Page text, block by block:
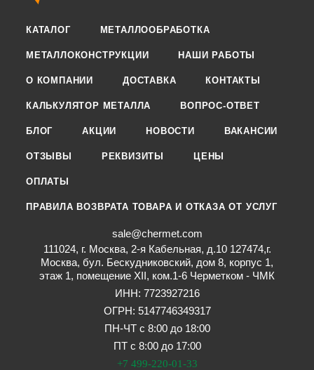
КАТАЛОГ МЕТАЛЛООБРАБОТКА
МЕТАЛЛОКОНСТРУКЦИИ НАШИ РАБОТЫ
О КОМПАНИИ ДОСТАВКА КОНТАКТЫ
КАЛЬКУЛЯТОР МЕТАЛЛА ВОПРОС-ОТВЕТ
БЛОГ АКЦИИ НОВОСТИ ВАКАНСИИ
ОТЗЫВЫ РЕКВИЗИТЫ ЦЕНЫ
ОПЛАТЫ
ПРАВИЛА ВОЗВРАТА ТОВАРА И ОТКАЗА ОТ УСЛУГ
sale@chermet.com
111024, г. Москва, 2-я Кабельная, д.10 127474,г.
Москва, бул. Бескудниковский, дом 8, корпус 1,
этаж 1, помещение XII, ком.1-6 Черметком - ЧМК
ИНН: 7723927216
ОГРН: 5147746349317
ПН-ЧТ с 8:00 до 18:00
ПТ с 8:00 до 17:00
+7 499-220-01-33